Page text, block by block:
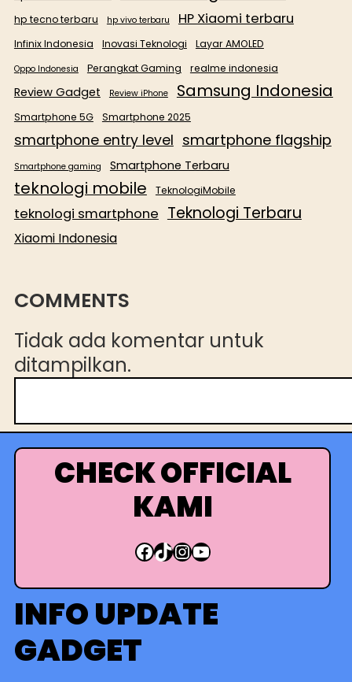
hp tecno terbaru hp vivo terbaru HP Xiaomi terbaru
Infinix Indonesia Inovasi Teknologi Layar AMOLED
Oppo Indonesia Perangkat Gaming realme indonesia
Review Gadget Review iPhone Samsung Indonesia
Smartphone 5G Smartphone 2025
smartphone entry level smartphone flagship
Smartphone gaming Smartphone Terbaru
teknologi mobile TeknologiMobile
teknologi smartphone Teknologi Terbaru
Xiaomi Indonesia
COMMENTS
Tidak ada komentar untuk
ditampilkan.
r
i
CHECK OFFICIAL
KAMI
Facebook TikTok InstagramYouTube
INFO UPDATE
GADGET